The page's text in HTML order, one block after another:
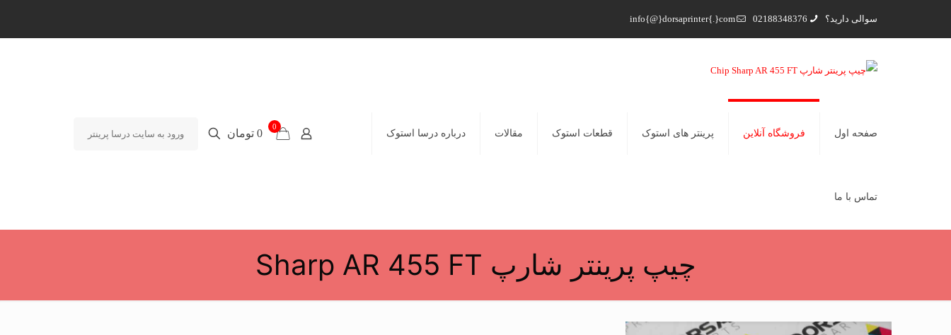
سوالی دارید؟ 02188348376
info{@}dorsaprinter{.}com
صفحه اول فروشگاه آنلاین پرینتر های استوک قطعات استوک مقالات درباره درسا استوک
تماس با ما
0
0 تومان ورود به سایت درسا پرینتر
چیپ پرینتر شارپ Sharp AR 455 FT